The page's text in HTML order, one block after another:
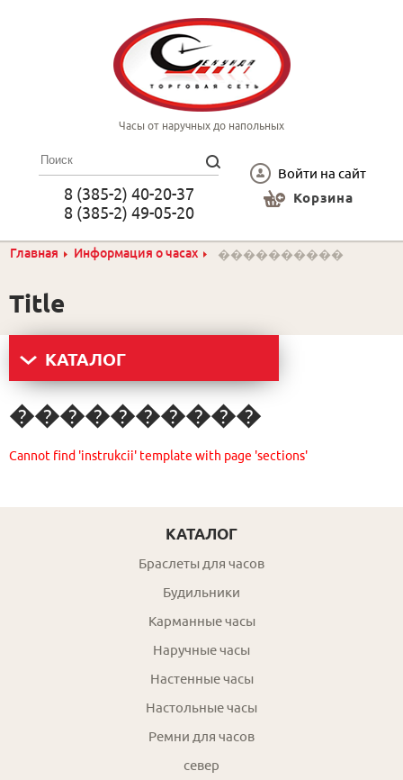
8 (385-2) 40-20-37
8 (385-2) 49-05-20
Часы от наручных до напольных
Войти на сайт
Корзина
Главная Информация о часах ����������
Title
КАТАЛОГ
����������
Cannot find 'instrukcii' template with page 'sections'
КАТАЛОГ
Браслеты для часов
Будильники
Карманные часы
Наручные часы
Настенные часы
Настольные часы
Ремни для часов
север